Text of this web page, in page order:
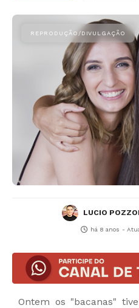
LUCIO
há 8 anos -
Ontem os "bacanas"